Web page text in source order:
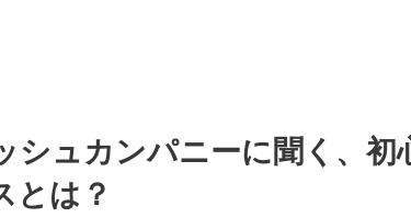
シュカンパニーに聞く、初
とは？